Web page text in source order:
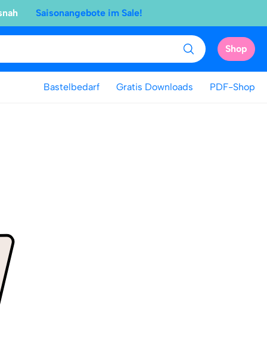
Saisonangebote im Sale!
Shop
Bastelbedarf Gratis Downloads PDF-Shop